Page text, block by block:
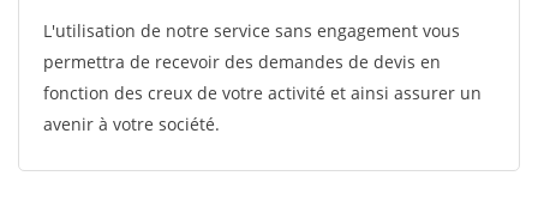
L'utilisation de notre service sans engagement vous
permettra de recevoir des demandes de devis en
fonction des creux de votre activité et ainsi assurer un
avenir à votre société.